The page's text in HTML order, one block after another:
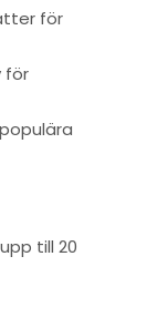
för
för
till 20